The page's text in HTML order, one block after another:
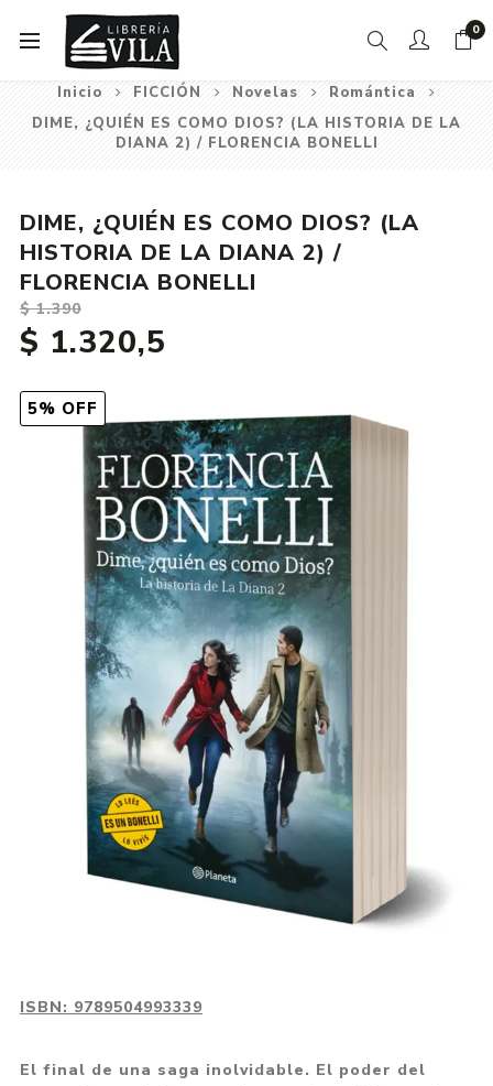
0
Inicio FICCIÓN Novelas
Romántica
DIME, ¿QUIÉN ES COMO DIOS? (LA HISTORIA DE LA
DIANA 2) / FLORENCIA BONELLI
5% OFF
DIME, ¿QUIÉN ES COMO DIOS? (LA
HISTORIA DE LA DIANA 2) /
FLORENCIA BONELLI
$ 1.390
$ 1.320,5
ISBN: 9789504993339
El final de una saga inolvidable. El poder del